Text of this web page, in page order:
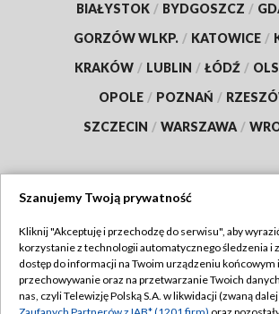
BIAŁYSTOK / BYDGOSZCZ /
GORZÓW WLKP. / KATOWICE /
KRAKÓW / LUBLIN / ŁÓDŹ /
OPOLE / POZNAŃ /
SZCZECIN / WARSZAWA /
TVP
Abonament TVP
Emisja w TVP
Regulamin TVP
Szanujemy Twoją prywatność
Kliknij "Akceptuję i przechodzę do serwisu", aby
korzystanie z technologii automatycznego śledzenia i
dostęp do informacji na Twoim urządzeniu końcowym
przechowywanie oraz na przetwarzanie Twoich
nas, czyli Telewizję Polską S.A. w likwidacji (zwaną